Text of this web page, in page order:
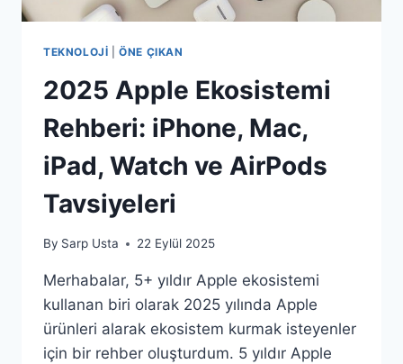
TEKNOLOJI |ÖNE ÇIKAN
2025 Apple Ekosistemi
Rehberi: iPhone, Mac,
iPad, Watch ve AirPods
Tavsiyeleri
By Sarp Usta 22 Eylül 2025
Merhabalar, 5+ yıldır Apple ekosistemi
kullanan biri olarak 2025 yılında Apple
ürünleri alarak ekosistem kurmak isteyenler
için bir rehber oluşturdum. 5 yıldır Apple